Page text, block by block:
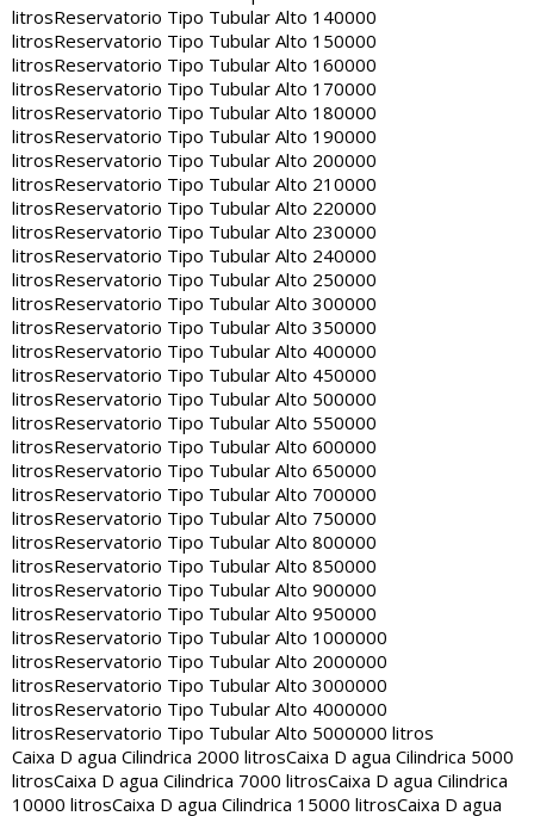
litrosReservatorio Tipo Tubular Alto 140000
litrosReservatorio Tipo Tubular Alto 150000
litrosReservatorio Tipo Tubular Alto 160000
litrosReservatorio Tipo Tubular Alto 170000
litrosReservatorio Tipo Tubular Alto 180000
litrosReservatorio Tipo Tubular Alto 190000
litrosReservatorio Tipo Tubular Alto 200000
litrosReservatorio Tipo Tubular Alto 210000
litrosReservatorio Tipo Tubular Alto 220000
litrosReservatorio Tipo Tubular Alto 230000
litrosReservatorio Tipo Tubular Alto 240000
litrosReservatorio Tipo Tubular Alto 250000
litrosReservatorio Tipo Tubular Alto 300000
litrosReservatorio Tipo Tubular Alto 350000
litrosReservatorio Tipo Tubular Alto 400000
litrosReservatorio Tipo Tubular Alto 450000
litrosReservatorio Tipo Tubular Alto 500000
litrosReservatorio Tipo Tubular Alto 550000
litrosReservatorio Tipo Tubular Alto 600000
litrosReservatorio Tipo Tubular Alto 650000
litrosReservatorio Tipo Tubular Alto 700000
litrosReservatorio Tipo Tubular Alto 750000
litrosReservatorio Tipo Tubular Alto 800000
litrosReservatorio Tipo Tubular Alto 850000
litrosReservatorio Tipo Tubular Alto 900000
litrosReservatorio Tipo Tubular Alto 950000
litrosReservatorio Tipo Tubular Alto 1000000
litrosReservatorio Tipo Tubular Alto 2000000
litrosReservatorio Tipo Tubular Alto 3000000
litrosReservatorio Tipo Tubular Alto 4000000
litrosReservatorio Tipo Tubular Alto 5000000 litros
Caixa D agua Cilindrica 2000 litrosCaixa D agua Cilindrica 5000
litrosCaixa D agua Cilindrica 7000 litrosCaixa D agua Cilindrica
10000 litrosCaixa D agua Cilindrica 15000 litrosCaixa D agua